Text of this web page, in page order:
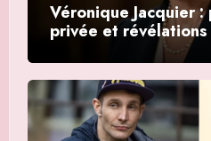
Véronique Jacquier :
privée et